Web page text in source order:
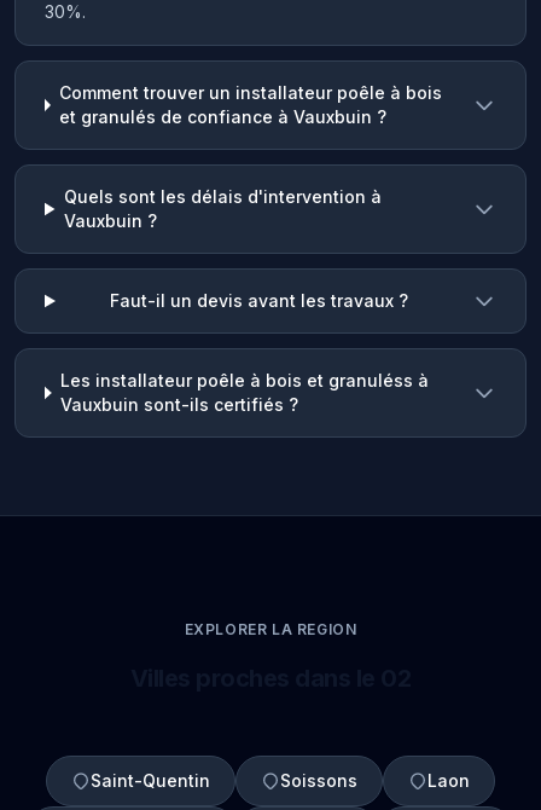
30%.
Comment trouver un installateur poêle à bois
et granulés de confiance à Vauxbuin ?
Quels sont les délais d'intervention à
Vauxbuin ?
Faut-il un devis avant les travaux ?
Les installateur poêle à bois et granuléss à
Vauxbuin sont-ils certifiés ?
EXPLORER LA REGION
Saint-Quentin Soissons Laon